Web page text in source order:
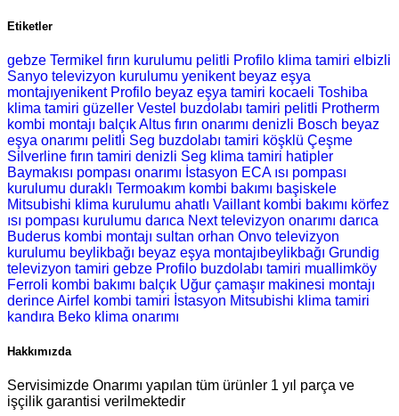
Etiketler
gebze Termikel fırın kurulumu pelitli Profilo klima tamiri elbizli
Sanyo televizyon kurulumu yenikent beyaz eşya
montajıyenikent Profilo beyaz eşya tamiri kocaeli Toshiba
klima tamiri güzeller Vestel buzdolabı tamiri pelitli Protherm
kombi montajı balçık Altus fırın onarımı denizli Bosch beyaz
eşya onarımı pelitli Seg buzdolabı tamiri köşklü Çeşme
Silverline fırın tamiri denizli Seg klima tamiri hatipler
Baymakısı pompası onarımı İstasyon ECA ısı pompası
kurulumu duraklı Termoakım kombi bakımı başiskele
Mitsubishi klima kurulumu ahatlı Vaillant kombi bakımı körfez
ısı pompası kurulumu darıca Next televizyon onarımı darıca
Buderus kombi montajı sultan orhan Onvo televizyon
kurulumu beylikbağı beyaz eşya montajıbeylikbağı Grundig
televizyon tamiri gebze Profilo buzdolabı tamiri muallimköy
Ferroli kombi bakımı balçık Uğur çamaşır makinesi montajı
derince Airfel kombi tamiri İstasyon Mitsubishi klima tamiri
kandıra Beko klima onarımı
Hakkımızda
Servisimizde Onarımı yapılan tüm ürünler 1 yıl parça ve
işçilik garantisi verilmektedir